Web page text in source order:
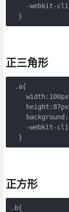
-webkit-
  }
正三角形
.a{
-webkit-
  }
正方形
.b{